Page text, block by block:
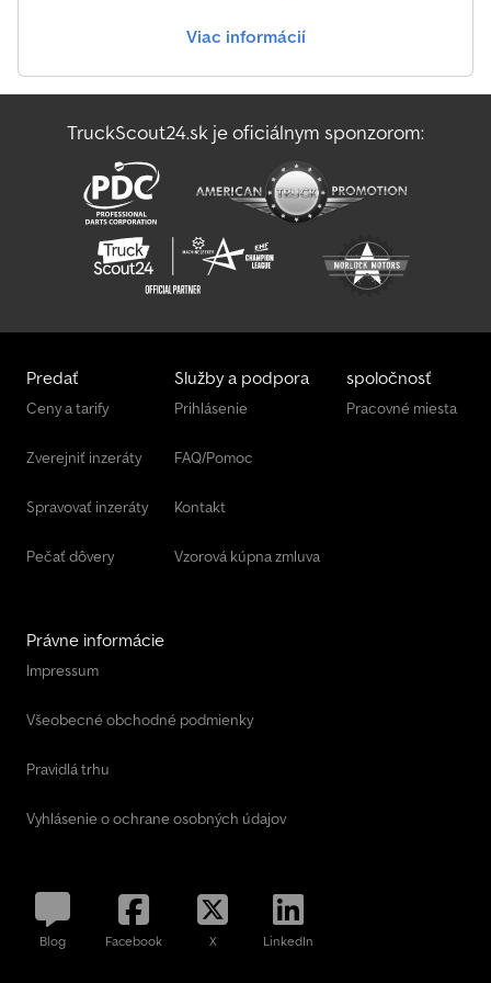
Claas Volto 900
Claas Xerion 5000
Viac informácií
TruckScout24.sk je oficiálnym sponzorom:
Predať
Ceny a tarify
Zverejniť inzeráty
Spravovať inzeráty
Pečať dôvery
Služby a podpora
Prihlásenie
FAQ/Pomoc
Kontakt
Vzorová kúpna zmluva
spoločnosť
Pracovné miesta
Právne informácie
Impressum
Všeobecné obchodné podmienky
Pravidlá trhu
Vyhlásenie o ochrane osobných údajov
Blog Facebook X LinkedIn